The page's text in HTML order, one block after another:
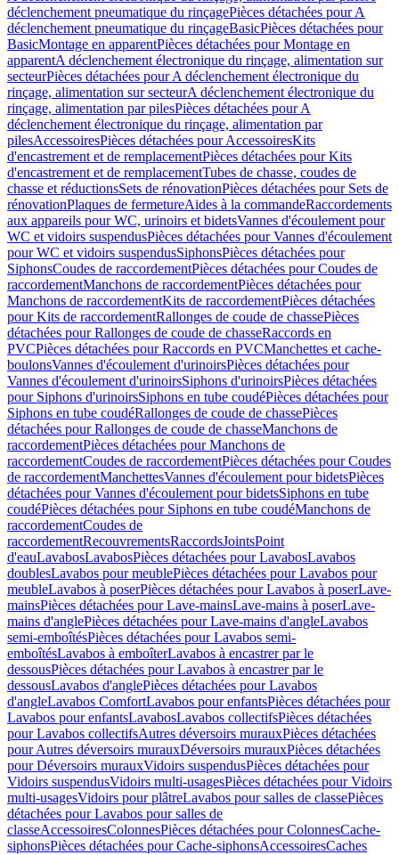
déclenchement pneumatique du rinçagePièces détachées pour A
déclenchement pneumatique du rinçageBasicPièces détachées pour
BasicMontage en apparentPièces détachées pour Montage en
apparentA déclenchement électronique du rinçage, alimentation sur
secteurPièces détachées pour A déclenchement électronique du
rinçage, alimentation sur secteurA déclenchement électronique du
rinçage, alimentation par pilesPièces détachées pour A
déclenchement électronique du rinçage, alimentation par
pilesAccessoiresPièces détachées pour AccessoiresKits
d'encastrement et de remplacementPièces détachées pour Kits
d'encastrement et de remplacementTubes de chasse, coudes de
chasse et réductionsSets de rénovationPièces détachées pour Sets de
rénovationPlaques de fermetureAides à la commandeRaccordements
aux appareils pour WC, urinoirs et bidetsVannes d'écoulement pour
WC et vidoirs suspendusPièces détachées pour Vannes d'écoulement
pour WC et vidoirs suspendusSiphonsPièces détachées pour
SiphonsCoudes de raccordementPièces détachées pour Coudes de
raccordementManchons de raccordementPièces détachées pour
Manchons de raccordementKits de raccordementPièces détachées
pour Kits de raccordementRallonges de coude de chassePièces
détachées pour Rallonges de coude de chasseRaccords en
PVCPièces détachées pour Raccords en PVCManchettes et cache-
boulonsVannes d'écoulement d'urinoirsPièces détachées pour
Vannes d'écoulement d'urinoirsSiphons d'urinoirsPièces détachées
pour Siphons d'urinoirsSiphons en tube coudéPièces détachées pour
Siphons en tube coudéRallonges de coude de chassePièces
détachées pour Rallonges de coude de chasseManchons de
raccordementPièces détachées pour Manchons de
raccordementCoudes de raccordementPièces détachées pour Coudes
de raccordementManchettesVannes d'écoulement pour bidetsPièces
détachées pour Vannes d'écoulement pour bidetsSiphons en tube
coudéPièces détachées pour Siphons en tube coudéManchons de
raccordementCoudes de
raccordementRecouvrementsRaccordsJointsPoint
d'eauLavabosLavabosPièces détachées pour LavabosLavabos
doublesLavabos pour meublePièces détachées pour Lavabos pour
meubleLavabos à poserPièces détachées pour Lavabos à poserLave-
mainsPièces détachées pour Lave-mainsLave-mains à poserLave-
mains d'anglePièces détachées pour Lave-mains d'angleLavabos
semi-emboîtésPièces détachées pour Lavabos semi-
emboîtésLavabos à emboîterLavabos à encastrer par le
dessousPièces détachées pour Lavabos à encastrer par le
dessousLavabos d'anglePièces détachées pour Lavabos
d'angleLavabos ComfortLavabos pour enfantsPièces détachées pour
Lavabos pour enfantsLavabosLavabos collectifsPièces détachées
pour Lavabos collectifsAutres déversoirs murauxPièces détachées
pour Autres déversoirs murauxDéversoirs murauxPièces détachées
pour Déversoirs murauxVidoirs suspendusPièces détachées pour
Vidoirs suspendusVidoirs multi-usagesPièces détachées pour Vidoirs
multi-usagesVidoirs pour plâtreLavabos pour salles de classePièces
détachées pour Lavabos pour salles de
classeAccessoiresColonnesPièces détachées pour ColonnesCache-
siphonsPièces détachées pour Cache-siphonsAccessoiresCaches